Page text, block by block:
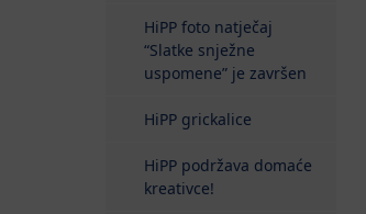
HiPP foto natječaj
“Slatke snježne
uspomene” je završen
HiPP grickalice
HiPP podržava domaće
kreativce!